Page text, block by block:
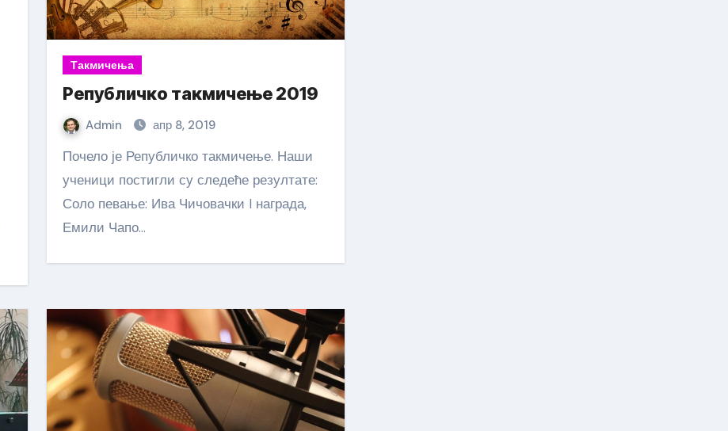
Такмичења
Републичко такмичење 2019
Admin апр 8, 2019
Почело је Републичко такмичење. Наши
ученици постигли су следеће резултате:
Соло певање: Ива Чичовачки I награда,
Емили Чапо…